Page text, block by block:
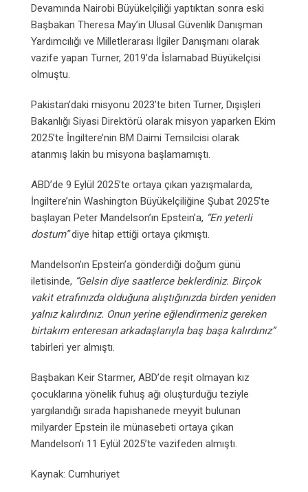
Devamında Nairobi Büyükelçiliği yaptıktan sonra eski
Başbakan Theresa May’in Ulusal Güvenlik Danışman
Yardımcılığı ve Milletlerarası İlgiler Danışmanı olarak
vazife yapan Turner, 2019’da İslamabad Büyükelçisi
olmuştu.
Pakistan’daki misyonu 2023’te biten Turner, Dışişleri
Bakanlığı Siyasi Direktörü olarak misyon yaparken Ekim
2025’te İngiltere’nin BM Daimi Temsilcisi olarak
atanmış lakin bu misyona başlamamıştı.
ABD’de 9 Eylül 2025’te ortaya çıkan yazışmalarda,
İngiltere’nin Washington Büyükelçiliğine Şubat 2025’te
başlayan Peter Mandelson’ın Epstein’a, “En yeterli
dostum”diye hitap ettiği ortaya çıkmıştı.
Mandelson’ın Epstein’a gönderdiği doğum günü
iletisinde, “Gelsin diye saatlerce beklerdiniz. Birçok
vakit etrafınızda olduğuna alıştığınızda birden yeniden
yalnız kalırdınız. Onun yerine eğlendirmeniz gereken
birtakım enteresan arkadaşlarıyla baş başa kalırdınız”
tabirleri yer almıştı.
Başbakan Keir Starmer, ABD’de reşit olmayan kız
çocuklarına yönelik fuhuş ağı oluşturduğu teziyle
yargılandığı sırada hapishanede meyyit bulunan
milyarder Epstein ile münasebeti ortaya çıkan
Mandelson’ı 11 Eylül 2025’te vazifeden almıştı.
Kaynak: Cumhuriyet